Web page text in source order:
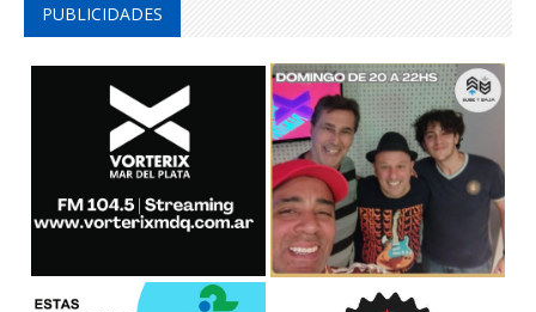
PUBLICIDADES